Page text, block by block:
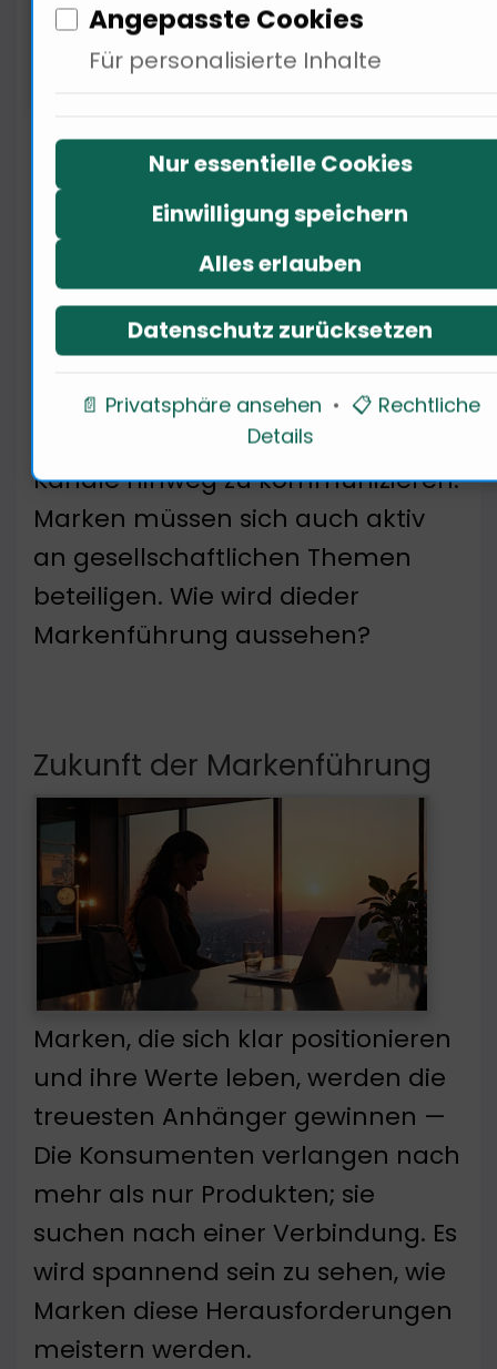
Marken sollten klare Werte
definieren und diese durch
konsistente Kommunikation und
Handlungen vermitteln. 75% der
Konsumenten entscheiden sich
für Marken, die sie als authentisch
wahrnehmen. Es ist entscheidend,
eine emotionale Verbindung
herzustellen und diese über alle
Kanäle hinweg zu kommunizieren.
Marken müssen sich auch aktiv
an gesellschaftlichen Themen
beteiligen. Wie wird dieder
Markenführung aussehen?
Zukunft der Markenführung
Marken, die sich klar positionieren
und ihre Werte leben, werden die
treuesten Anhänger gewinnen —
Die Konsumenten verlangen nach
mehr als nur Produkten; sie
suchen nach einer Verbindung. Es
wird spannend sein zu sehen, wie
Marken diese Herausforderungen
meistern werden.
Angepasste Cookies
Für personalisierte Inhalte
Nur essentielle Cookies
Einwilligung speichern
Alles erlauben
Datenschutz zurücksetzen
📄 Privatsphäre ansehen • 📋 Rechtliche
Details